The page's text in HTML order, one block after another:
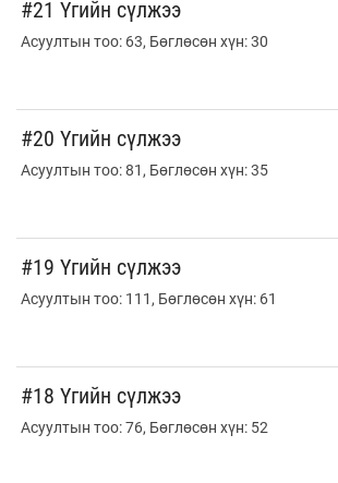
#21 Үгийн сүлжээ
Асуултын тоо: 63, Бөглөсөн хүн: 30
#20 Үгийн сүлжээ
Асуултын тоо: 81, Бөглөсөн хүн: 35
#19 Үгийн сүлжээ
Асуултын тоо: 111, Бөглөсөн хүн: 61
#18 Үгийн сүлжээ
Асуултын тоо: 76, Бөглөсөн хүн: 52